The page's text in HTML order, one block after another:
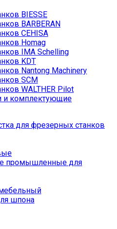
BIESSE
BARBERAN
CEHISA
Homag
IMA Schelling
KDT
Nantong Machinery
SCM
WALTHER Pilot
и комплектующие
для фрезерных станков
промышленные для
шпона